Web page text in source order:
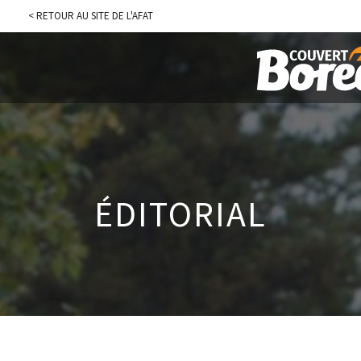
< RETOUR AU SITE DE L'AFAT
ÉDITORIAL